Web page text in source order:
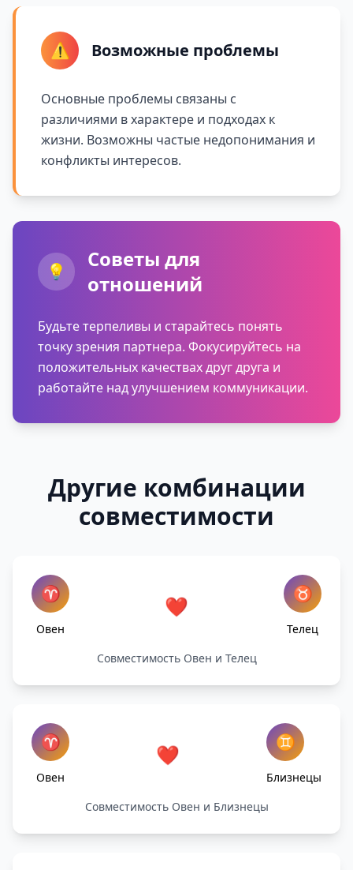
⚠️ Возможные проблемы
Основные проблемы связаны с
различиями в характере и подходах к
жизни. Возможны частые недопонимания и
конфликты интересов.
💡
Советы для
отношений
Будьте терпеливы и старайтесь понять
точку зрения партнера. Фокусируйтесь на
положительных качествах друг друга и
работайте над улучшением коммуникации.
Другие комбинации
совместимости
♈
Овен
❤️ ♉
Телец
Совместимость Овен и Телец
♈
Овен
❤️ ♊
Близнецы
Совместимость Овен и Близнецы